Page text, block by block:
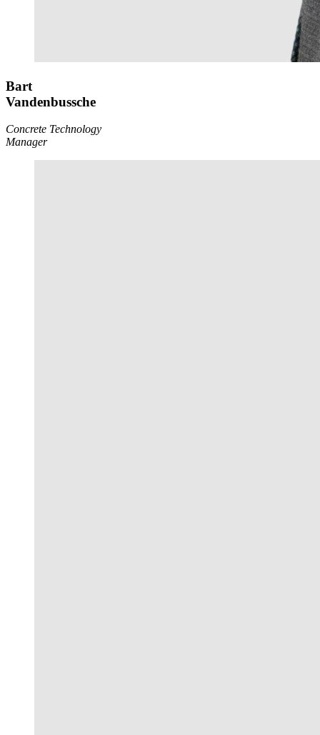
Bart
Vandenbussche
Concrete Technology
Manager